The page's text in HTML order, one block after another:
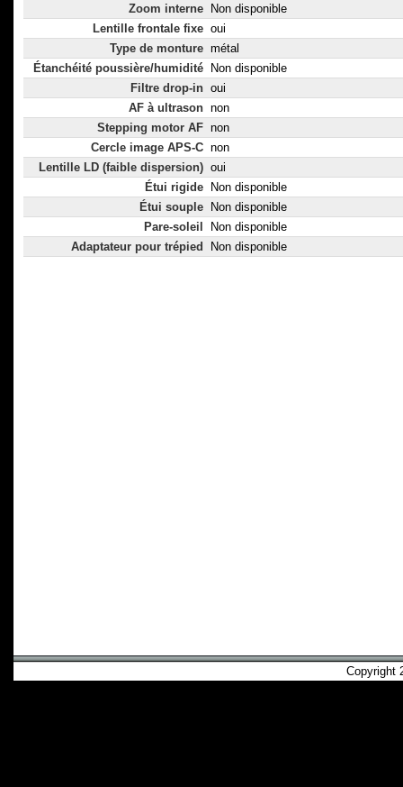
Zoom interne
Non disponible
Lentille frontale fixe oui
Type de monture métal
Étanchéité poussière/humidité
Non disponible
Filtre drop-in oui
AF à ultrason non
Stepping motor AF non
Cercle image APS-C non
Lentille LD (faible dispersion) oui
Étui rigide
Non disponible
Étui souple
Non disponible
Pare-soleil
Non disponible
Adaptateur pour trépied
Non disponible
Copyright